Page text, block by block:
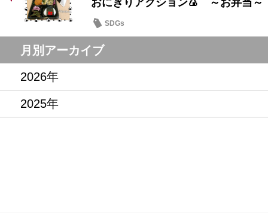
SDGs
月別アーカイブ
2026年
2025年